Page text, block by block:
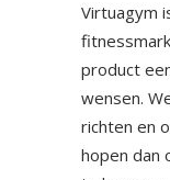
Virtuagym
product
wensen.
richten en
hopen dan